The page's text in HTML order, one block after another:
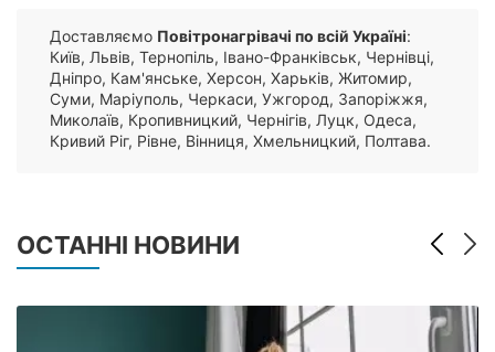
Доставляємо Повітронагрівачі по всій Україні:
Київ, Львів, Тернопіль, Івано-Франківськ, Чернівці,
Дніпро, Кам'янське, Херсон, Харьків, Житомир,
Суми, Маріуполь, Черкаси, Ужгород, Запоріжжя,
Миколаїв, Кропивницкий, Чернігів, Луцк, Одеса,
Кривий Ріг, Рівне, Вінниця, Хмельницкий, Полтава.
ОСТАННІ НОВИНИ